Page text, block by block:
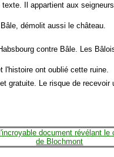
Il appartient aux
démolit aussi le château.
contre Bâle. Les
l'histoire ont oublié cette ruine.
gratuite. Le risque de